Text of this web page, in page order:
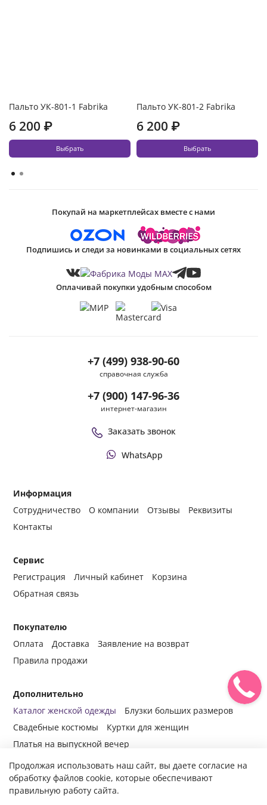
Пальто УК-801-1 Fabrika
6 200 ₽
Выбрать
Пальто УК-801-2 Fabrika
6 200 ₽
Выбрать
Информация
Сотрудничество
О компании Отзывы
Реквизиты
Контакты
Сервис
Регистрация
Личный кабинет
Корзина
Обратная связь
Покупателю
Оплата
Доставка
Заявление на возврат
Правила продажи
Дополнительно
Каталог женской одежды
Блузки больших размеров
Свадебные костюмы
Куртки для женщин
Платья на выпускной вечер
+7 (499) 938-90-60
справочная служба
+7 (900) 147-96-36
интернет-магазин
Заказать звонок
WhatsApp
Покупай на маркетплейсах вместе с нами
Подпишись и следи за новинками в социальных сетях
Оплачивай покупки удобным способом
© 2014-2024 Все права защищены.
Продолжая использовать наш сайт, вы даете согласие на
обработку файлов cookie, которые обеспечивают
правильную работу сайта.